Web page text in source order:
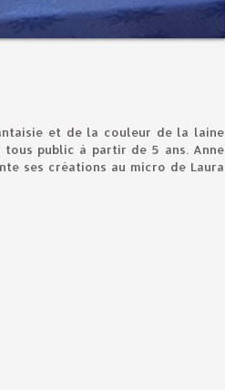
et de la couleur de la laine
public à partir de 5 ans. Anne
ses créations au micro de Laura